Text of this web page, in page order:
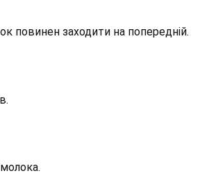
повинен заходити на попередній.